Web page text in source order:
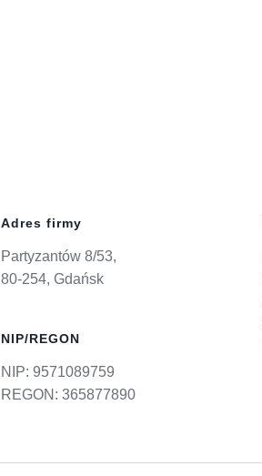
Adres firmy
Partyzantów 8/53,
80-254, Gdańsk
NIP/REGON
NIP: 9571089759
REGON: 365877890